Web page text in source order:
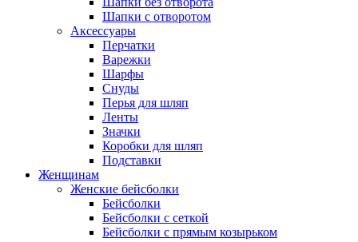
Шапки с отворотом
Аксессуары
Перчатки
Варежки
Шарфы
Снуды
Перья для шляп
Ленты
Значки
Коробки для шляп
Подставки
Женщинам
Женские бейсболки
Бейсболки
Бейсболки с сеткой
Бейсболки с прямым козырьком